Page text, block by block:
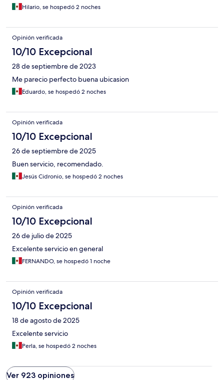
Hilario, se hospedó 2 noches
Opinión verificada
10/10 Excepcional
28 de septiembre de 2023
Me parecio perfecto buena ubicasion
Eduardo, se hospedó 2 noches
Opinión verificada
10/10 Excepcional
26 de septiembre de 2025
Buen servicio, recomendado.
Jesús Cidronio, se hospedó 2 noches
Opinión verificada
10/10 Excepcional
26 de julio de 2025
Excelente servicio en general
FERNANDO, se hospedó 1 noche
Opinión verificada
10/10 Excepcional
18 de agosto de 2025
Excelente servicio
Perla, se hospedó 2 noches
Ver 923 opiniones